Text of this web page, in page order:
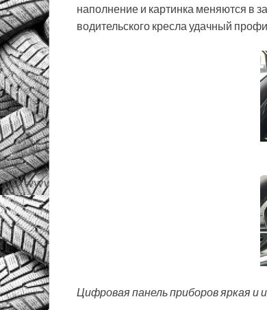
наполнение и картинка меняются в
водительского кресла удачный
Цифровая панель приборов яркая